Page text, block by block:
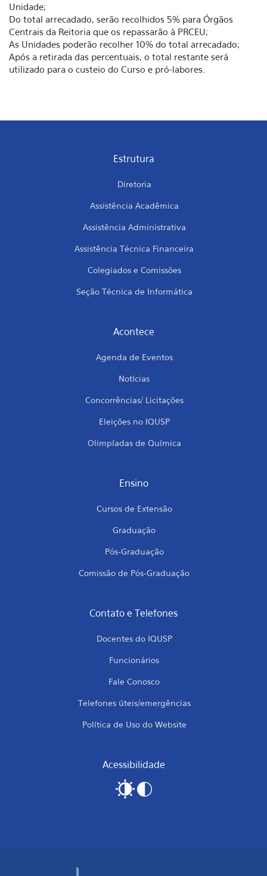
Unidade;
Do total arrecadado, serão recolhidos 5% para Órgãos
Centrais da Reitoria que os repassarão à PRCEU;
As Unidades poderão recolher 10% do total arrecadado;
Após a retirada das percentuais, o total restante será
utilizado para o custeio do Curso e pró-labores.
Estrutura
Diretoria
Assistência Acadêmica
Assistência Administrativa
Assistência Técnica Financeira
Colegiados e Comissões
Seção Técnica de Informática
Acontece
Agenda de Eventos
Notícias
Concorrências/ Licitações
Eleições no IQUSP
Olimpíadas de Química
Ensino
Cursos de Extensão
Graduação
Pós-Graduação
Comissão de Pós-Graduação
Contato e Telefones
Docentes do IQUSP
Funcionários
Fale Conosco
Telefones úteis/emergências
Política de Uso do Website
Acessibilidade